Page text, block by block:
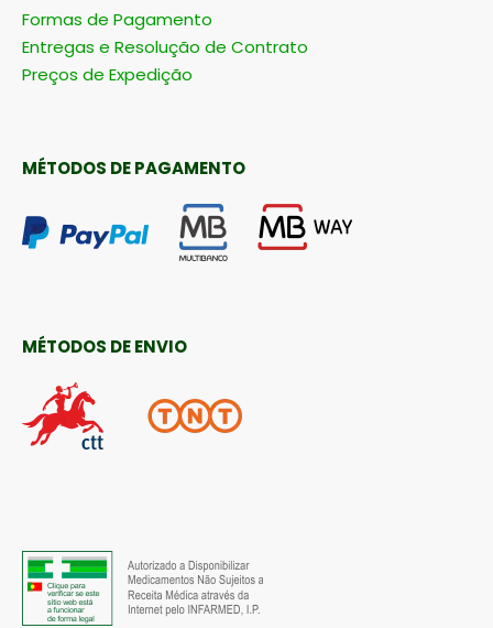
Formas de Pagamento
Entregas e Resolução de Contrato
Preços de Expedição
MÉTODOS DE PAGAMENTO
MÉTODOS DE ENVIO